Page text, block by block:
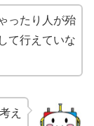
ったり人が殆
て行えていな
え